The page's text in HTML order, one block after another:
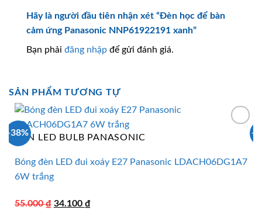
Hãy là người đầu tiên nhận xét “Đèn học để bàn
cảm ứng Panasonic NNP61922191 xanh”
Bạn phải đăng nhập để gửi đánh giá.
SẢN PHẨM TƯƠNG TỰ
-38%
ĐÈN LED BULB PANASONIC
Bóng đèn LED đui xoáy E27 Panasonic LDACH06DG1A7
6W trắng
55.000₫ Giá
34.100 ₫Giá
-